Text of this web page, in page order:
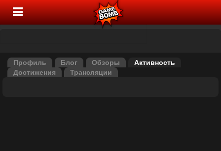
Профиль Блог Обзоры
Активность
Достижения
Трансляции